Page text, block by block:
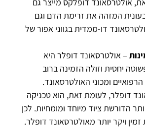
אולטרסאונד דופלקס מייצר גם
המזהה את זרימת הדם וגם
דו-ממדית בגווני אפור של
– אולטרסאונד דופלר היא
יחסית וזולה הזמינה ברוב
ומכוני האולטרסאונד.
דופלר, לעומת זאת, הוא טכניקה
הדורשת ציוד מיוחד ומומחיות. לכן
ויקר יותר מאולטרסאונד דופלר.